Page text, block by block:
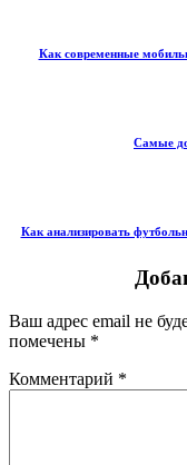
Как современные
Самые
Как анализировать
Ваш адрес email не
помечены *
Комментарий *